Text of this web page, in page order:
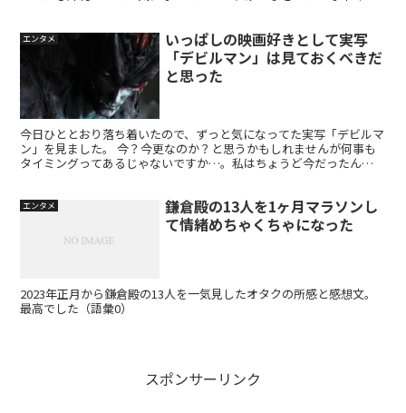
エンタメ
いっぱしの映画好きとして実写
「デビルマン」は見ておくべきだ
と思った
今日ひととおり落ち着いたので、ずっと気になってた実写「デビルマ
ン」を見ました。 今？今更なのか？と思うかもしれませんが何事も
タイミングってあるじゃないですか…。私はちょうど今だったん
エンタメ
鎌倉殿の13人を1ヶ月マラソンし
て情緒めちゃくちゃになった
2023年正月から鎌倉殿の13人を一気見したオタクの所感と感想文。
最高でした（語彙0）
スポンサーリンク